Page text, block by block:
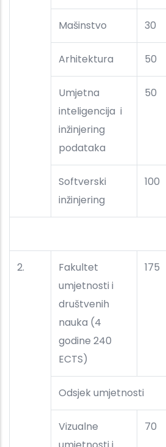
Mašinstvo 30
Arhitektura 50
Umjetna
inteligencija i
inžinjering
podataka
50
Softverski
inžinjering
100
2.
Fakultet
umjetnosti i
društvenih
nauka (4
godine 240
ECTS)
175
Odsjek umjetnosti
Vizualne
70